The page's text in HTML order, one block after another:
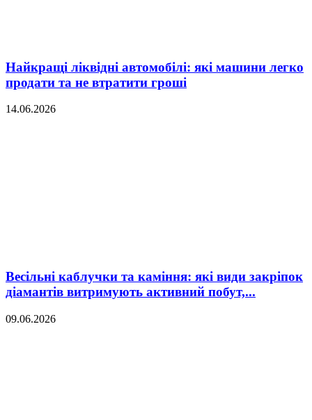
Найкращі ліквідні автомобілі: які машини легко
продати та не втратити гроші
14.06.2026
Весільні каблучки та каміння: які види закріпок
діамантів витримують активний побут,...
09.06.2026